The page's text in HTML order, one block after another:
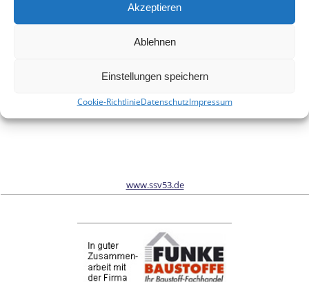
Akzeptieren
Ablehnen
Einstellungen speichern
Cookie-RichtlinieDatenschutzImpressum
Wir sind Sponsor vom Schönwalder Sportverein SSV53
www.ssv53.de